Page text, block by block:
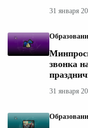
31 января
звонка
31 января